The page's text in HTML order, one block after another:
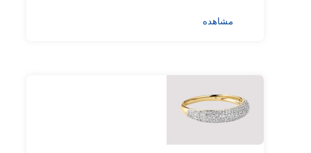
مشاهده